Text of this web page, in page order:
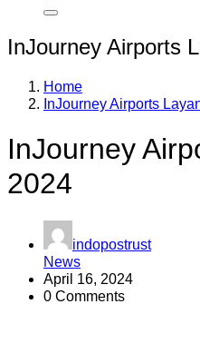
InJourney Airports
Home
InJourney Airports
InJourney
2024
indopostrust
News
April 16, 2024
0 Comments